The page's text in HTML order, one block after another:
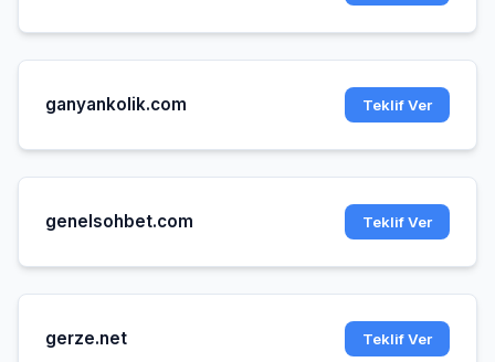
ganyankolik.com Teklif Ver
genelsohbet.com Teklif Ver
gerze.net Teklif Ver